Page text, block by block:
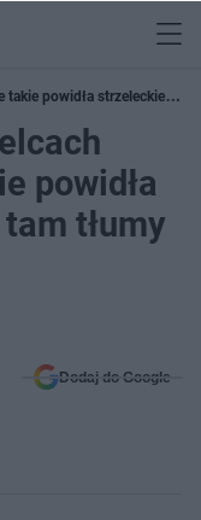
takie powidła strzeleckie
powidła
tłumy
Dodaj do Google